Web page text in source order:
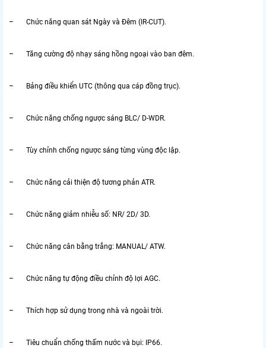
– Chức năng quan sát Ngày và Đêm (IR-CUT).
– Tăng cường độ nhạy sáng hồng ngoại vào ban đêm.
– Bảng điều khiển UTC (thông qua cáp đồng trục).
– Chức năng chống ngược sáng BLC/ D-WDR.
– Tùy chỉnh chống ngược sáng từng vùng độc lập.
– Chức năng cải thiện độ tương phản ATR.
– Chức năng giảm nhiễu số: NR/ 2D/ 3D.
– Chức năng cân bằng trắng: MANUAL/ ATW.
– Chức năng tự động điều chỉnh độ lợi AGC.
– Thích hợp sử dụng trong nhà và ngoài trời.
– Tiêu chuẩn chống thấm nước và bụi: IP66.